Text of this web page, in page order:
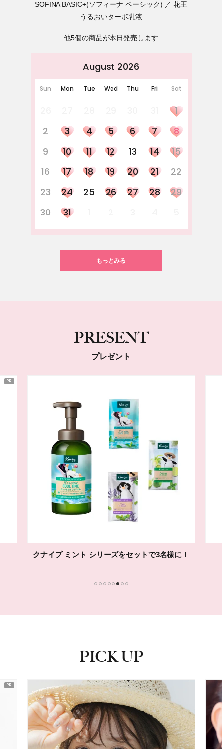
SOFINA BASIC+(ソフィーナ ベーシック)
花王
うるおいターボ乳液
他5個の商品が本日発売します
August 2026
Sun Mon Tue Wed Thu Fri Sat
1
2
3 4 5 6 7
8
9
10 11 12 13 14
15
16
17 18 19 20 21
22
23
24 25 26 27 28
29
30
31
もっとみる
PRESENT
プレゼント
クナイプ ミント シリーズをセットで3名様に！
PICK UP